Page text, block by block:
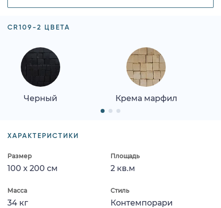
CR109-2 ЦВЕТА
Черный Крема марфил
ХАРАКТЕРИСТИКИ
Размер
100 x 200 см
Площадь
2 кв.м
Масса
34 кг
Стиль
Контемпорари